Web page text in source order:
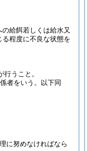
給餌若しくは給水又
程度に不良な状態を
うこと。
者をいう。以下同
に努めなければなら